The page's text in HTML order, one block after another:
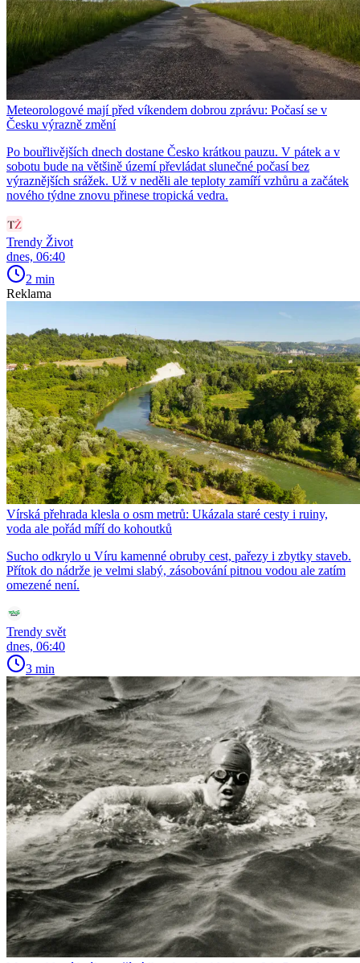
Meteorologové mají před víkendem dobrou zprávu: Počasí se v
Česku výrazně změní
Po bouřlivějších dnech dostane Česko krátkou pauzu. V pátek a v
sobotu bude na většině území převládat slunečné počasí bez
výraznějších srážek. Už v neděli ale teploty zamíří vzhůru a začátek
nového týdne znovu přinese tropická vedra.
Trendy Život
dnes, 06:40
2 min
Reklama
Vírská přehrada klesla o osm metrů: Ukázala staré cesty i ruiny,
voda ale pořád míří do kohoutků
Sucho odkrylo u Víru kamenné obruby cest, pařezy i zbytky staveb.
Přítok do nádrže je velmi slabý, zásobování pitnou vodou ale zatím
omezené není.
Trendy svět
dnes, 06:40
3 min